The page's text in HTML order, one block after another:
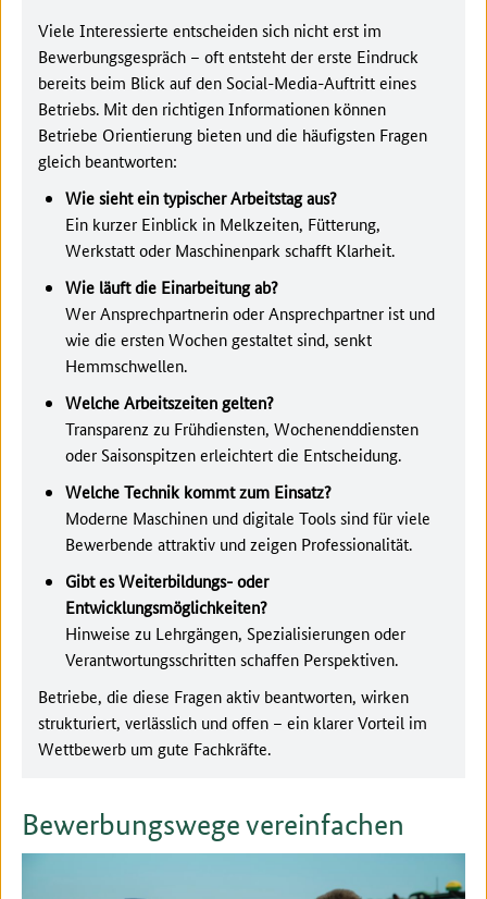
Viele Interessierte entscheiden sich nicht erst im
Bewerbungsgespräch – oft entsteht der erste Eindruck
bereits beim Blick auf den Social-Media-Auftritt eines
Betriebs. Mit den richtigen Informationen können
Betriebe Orientierung bieten und die häufigsten Fragen
gleich beantworten:
Wie sieht ein typischer Arbeitstag aus?
Ein kurzer Einblick in Melkzeiten, Fütterung,
Werkstatt oder Maschinenpark schafft Klarheit.
Wie läuft die Einarbeitung ab?
Wer Ansprechpartnerin oder Ansprechpartner ist und
wie die ersten Wochen gestaltet sind, senkt
Hemmschwellen.
Welche Arbeitszeiten gelten?
Transparenz zu Frühdiensten, Wochenenddiensten
oder Saisonspitzen erleichtert die Entscheidung.
Welche Technik kommt zum Einsatz?
Moderne Maschinen und digitale Tools sind für viele
Bewerbende attraktiv und zeigen Professionalität.
Gibt es Weiterbildungs- oder
Entwicklungsmöglichkeiten?
Hinweise zu Lehrgängen, Spezialisierungen oder
Verantwortungsschritten schaffen Perspektiven.
Betriebe, die diese Fragen aktiv beantworten, wirken
strukturiert, verlässlich und offen – ein klarer Vorteil im
Wettbewerb um gute Fachkräfte.
Bewerbungswege vereinfachen